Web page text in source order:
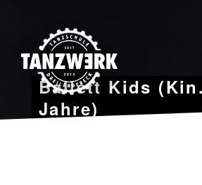
Ballett Kids
Jahre)